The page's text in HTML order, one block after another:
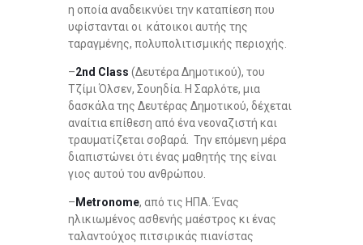
η οποία αναδεικνύει την καταπίεση που
υφίστανται οι κάτοικοι αυτής της
ταραγμένης, πολυπολιτισμικής περιοχής.
–2nd Class (Δευτέρα Δημοτικού), του
Τζίμι Όλσεν, Σουηδία. Η Σαρλότε, μια
δασκάλα της Δευτέρας Δημοτικού, δέχεται
αναίτια επίθεση από ένα νεοναζιστή και
τραυματίζεται σοβαρά. Την επόμενη μέρα
διαπιστώνει ότι ένας μαθητής της είναι
γιος αυτού του ανθρώπου.
– Metronome, από τις ΗΠΑ. Ένας
ηλικιωμένος ασθενής μαέστρος κι ένας
ταλαντούχος πιτσιρικάς πιανίστας